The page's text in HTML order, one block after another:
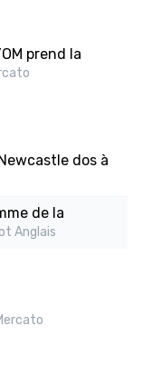
prend la
dos à
de la
Anglais